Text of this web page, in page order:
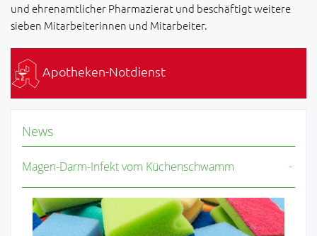
und ehrenamtlicher Pharmazierat und beschäftigt weitere
sieben Mitarbeiterinnen und Mitarbeiter.
Apotheken-Notdienst
News
Magen-Darm-Infekt vom Küchenschwamm